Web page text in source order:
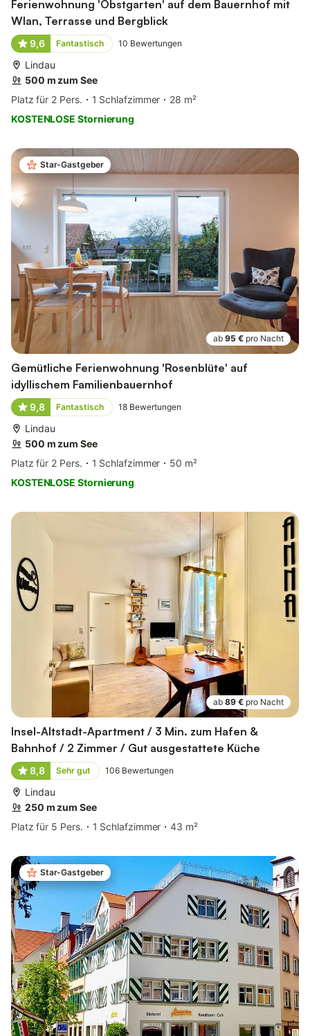
Ferienwohnung 'Obstgarten' auf dem Bauernhof mit
Wlan, Terrasse und Bergblick
9,6 Fantastisch 10 Bewertungen
Lindau
500 m zum See
Platz für 2 Pers.
1 Schlafzimmer
28 m²
KOSTENLOSE Stornierung
Star-Gastgeber
ab 95 € pro Nacht
Gemütliche Ferienwohnung 'Rosenblüte' auf
idyllischem Familienbauernhof
9,8 Fantastisch 18 Bewertungen
Lindau
500 m zum See
Platz für 2 Pers.
1 Schlafzimmer
50 m²
KOSTENLOSE Stornierung
ab 89 € pro Nacht
Insel-Altstadt-Apartment / 3 Min. zum Hafen &
Bahnhof / 2 Zimmer / Gut ausgestattete Küche
8,8 Sehr gut 106 Bewertungen
Lindau
250 m zum See
Platz für 5 Pers.
1 Schlafzimmer 43 m²
Star-Gastgeber